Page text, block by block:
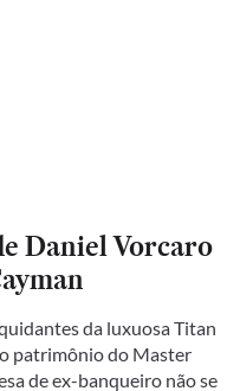
Daniel Vorcaro
da luxuosa Titan
patrimônio do Master
de ex-banqueiro não se